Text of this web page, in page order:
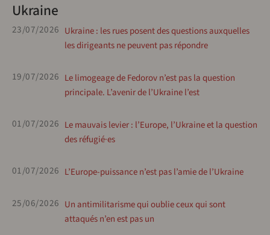
Ukraine
23/07/2026 Ukraine : les rues posent des questions auxquelles
les dirigeants ne peuvent pas répondre
19/07/2026 Le limogeage de Fedorov n’est pas la question
principale. L’avenir de l’Ukraine l’est
01/07/2026 Le mauvais levier : l’Europe, l’Ukraine et la question
des réfugié·es
01/07/2026 L’Europe-puissance n’est pas l’amie de l’Ukraine
25/06/2026 Un antimilitarisme qui oublie ceux qui sont
attaqués n’en est pas un